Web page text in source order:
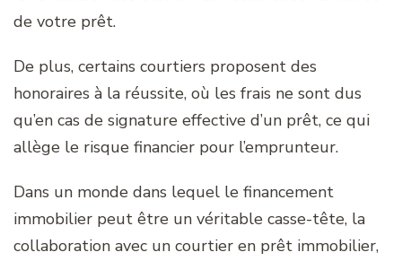
de votre prêt.
De plus, certains courtiers proposent des
honoraires à la réussite, où les frais ne sont dus
qu’en cas de signature effective d’un prêt, ce qui
allège le risque financier pour l’emprunteur.
Dans un monde dans lequel le financement
immobilier peut être un véritable casse-tête, la
collaboration avec un courtier en prêt immobilier,